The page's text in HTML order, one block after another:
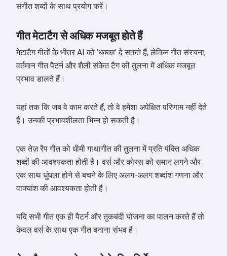
संगीत शब्दों के साथ प्रयोग करें।
गीत मेटाटैग से अधिक मजबूत होते हैं
मेटाटैग गीतों के भीतर AI को 'धक्का' दे सकते हैं, लेकिन गीत संरचना,
वर्तमान गीत पैटर्न और शैली संकेत टैग की तुलना में अधिक मजबूत
प्रभाव डालते हैं।
यहां तक कि जब वे काम करते हैं, तो वे हमेशा अपेक्षित परिणाम नहीं देते
हैं। उनकी प्रभावशीलता भिन्न हो सकती है।
एक तेज़ रैप गीत को धीमी गाथागीत की तुलना में प्रति पंक्ति अधिक
शब्दों की आवश्यकता होती है। वर्स और कोरस को समान लगने और
एक साथ धुंधला होने से बचने के लिए अलग-अलग शब्दांश गणना और
वाक्यांश की आवश्यकता होती है।
यदि सभी गीत एक ही पैटर्न और तुकबंदी योजना का पालन करते हैं तो
केवल वर्स के साथ एक गीत बनाना संभव है।